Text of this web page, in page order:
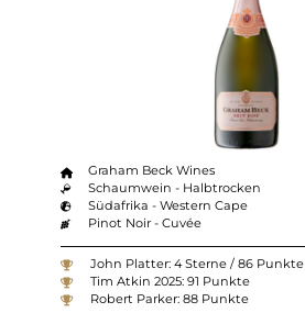
Graham Beck Wines
Schaumwein - Halbtrocken
Südafrika - Western Cape
Pinot Noir - Cuvée
John Platter: 4 Sterne / 86 Punkte
Tim Atkin 2025: 91 Punkte
Robert Parker: 88 Punkte